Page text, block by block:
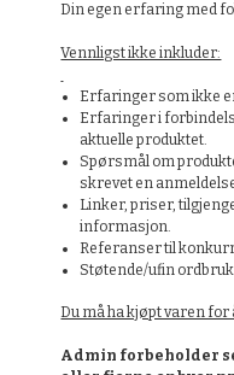
Din egen erfaring med
Vennligst ikke inkluder:
Erfaringer som ikke
Erfaringer i
aktuelle produktet.
Spørsmål om
skrevet en
Linker, priser,
informasjon.
Referanser til
Støtende/ufin
Du må ha kjøpt varen
Admin forbeholder